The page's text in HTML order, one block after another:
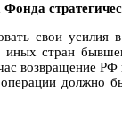
свои усилия
иных стран
возвращение
должно